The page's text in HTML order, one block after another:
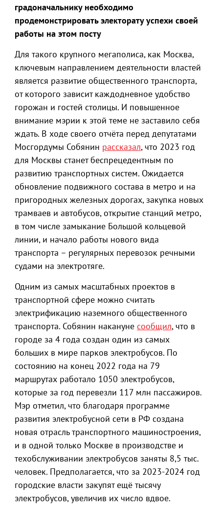
градоначальнику необходимо
продемонстрировать электорату успехи своей
работы на этом посту
Для такого крупного мегаполиса, как Москва,
ключевым направлением деятельности властей
является развитие общественного транспорта,
от которого зависит каждодневное удобство
горожан и гостей столицы. И повышенное
внимание мэрии к этой теме не заставило себя
ждать. В ходе своего отчёта перед депутатами
Мосгордумы Собянин рассказал, что 2023 год
для Москвы станет беспрецедентным по
развитию транспортных систем. Ожидается
обновление подвижного состава в метро и на
пригородных железных дорогах, закупка новых
трамваев и автобусов, открытие станций метро,
в том числе замыкание Большой кольцевой
линии, и начало работы нового вида
транспорта – регулярных перевозок речными
судами на электротяге.
Одним из самых масштабных проектов в
транспортной сфере можно считать
электрификацию наземного общественного
транспорта. Собянин накануне сообщил, что в
городе за 4 года создан один из самых
больших в мире парков электробусов. По
состоянию на конец 2022 года на 79
маршрутах работало 1050 электробусов,
которые за год перевезли 117 млн пассажиров.
Мэр отметил, что благодаря программе
развития электробусной сети в РФ создана
новая отрасль транспортного машиностроения,
и в одной только Москве в производстве и
техобслуживании электробусов заняты 8,5 тыс.
человек. Предполагается, что за 2023-2024 год
городские власти закупят ещё тысячу
электробусов, увеличив их число вдвое.